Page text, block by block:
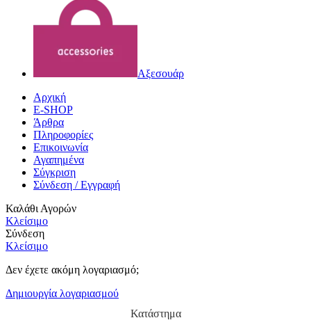
Αξεσουάρ
Αρχική
E-SHOP
Άρθρα
Πληροφορίες
Επικοινωνία
Αγαπημένα
Σύγκριση
Σύνδεση / Εγγραφή
Καλάθι Αγορών
Κλείσιμο
Σύνδεση
Κλείσιμο
Δεν έχετε ακόμη λογαριασμό;
Δημιουργία λογαριασμού
Κατάστημα